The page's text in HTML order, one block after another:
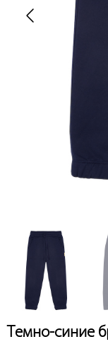
Темно-синие